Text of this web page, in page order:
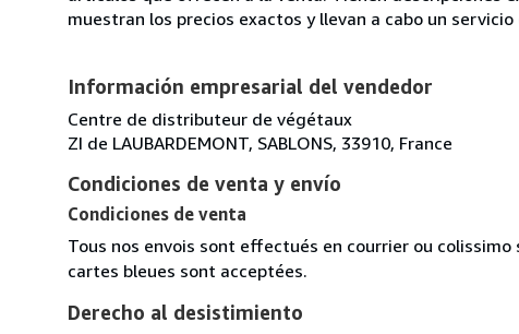
muestran los precios exactos y llevan a cabo un
Información empresarial del vendedor
Centre de distributeur de végétaux
ZI de LAUBARDEMONT, SABLONS, 33910, France
Condiciones de venta y envío
Condiciones de venta
Tous nos envois sont effectués en courrier ou
cartes bleues sont acceptées.
Derecho al desistimiento